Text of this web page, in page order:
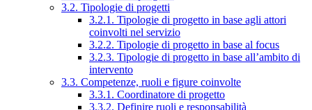
3.2. Tipologie di progetti
3.2.1. Tipologie di progetto in base agli attori
coinvolti nel servizio
3.2.2. Tipologie di progetto in base al focus
3.2.3. Tipologie di progetto in base all’ambito di
intervento
3.3. Competenze, ruoli e figure coinvolte
3.3.1. Coordinatore di progetto
3.3.2. Definire ruoli e responsabilità